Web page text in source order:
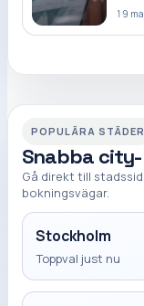
19
POPULÄRA STÄDER
Snabba
Gå direkt till
bokningsvägar.
Stockholm
Toppval just nu